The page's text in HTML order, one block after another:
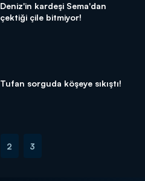
Deniz'in kardeşi Sema'dan
çektiği çile bitmiyor!
Tufan sorguda köşeye sıkıştı!
2 3